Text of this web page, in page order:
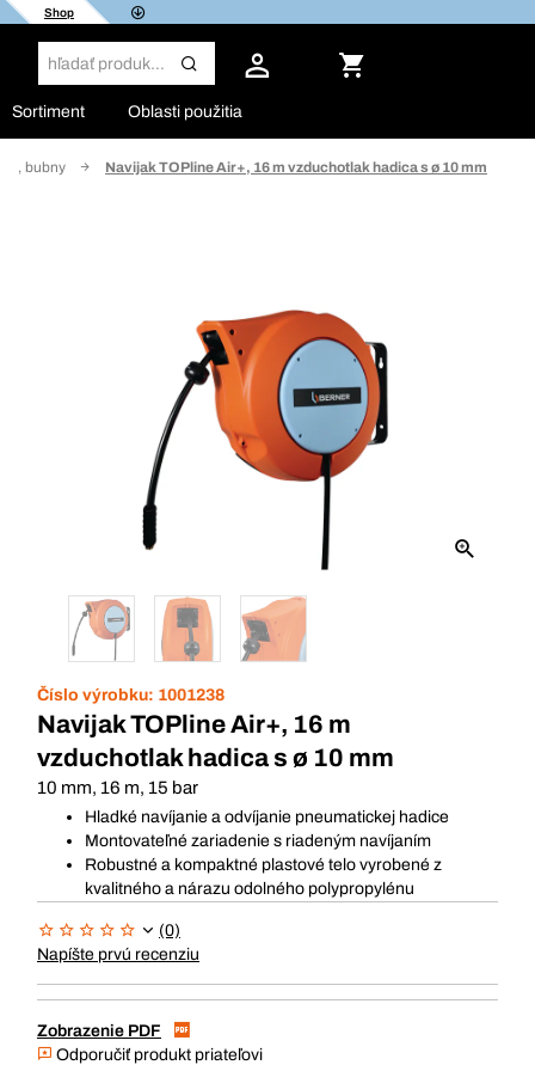
Shop
Sortiment Oblasti použitia
bubny Navijak TOPline Air+, 16 m vzduchotlak hadica s ø 10 mm
Číslo výrobku: 1001238
Navijak TOPline Air+, 16 m
vzduchotlak hadica s ø 10 mm
10 mm, 16 m, 15 bar
Hladké navíjanie a odvíjanie pneumatickej hadice
Montovateľné zariadenie s riadeným navíjaním
Robustné a kompaktné plastové telo vyrobené z
kvalitného a nárazu odolného polypropylénu
(0)
Napíšte prvú recenziu
Zobrazenie PDF
Odporučiť produkt priateľovi